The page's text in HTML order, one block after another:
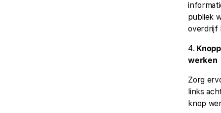
publiek
overdrijf
4.
werken
Zorg
links
knop